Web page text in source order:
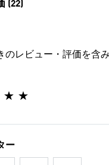
(22)
のレビュー・評価を含
ー